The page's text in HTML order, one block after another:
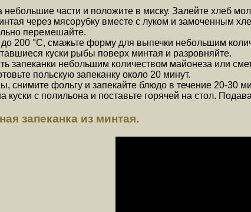
части и положите в миску. Залейте хлеб
через мясорубку вместе с луком и замоченным
перемешайте.
до 200 °C, смажьте форму для выпечки небольшим
куски рыбы поверх минтая и разровняйте.
запеканки небольшим количеством майонеза или
польскую запеканку около 20 минут.
снимите фольгу и запекайте блюдо в течение 20-30
куски с полильона и поставьте горячей на стол.
запеканка из минтая.